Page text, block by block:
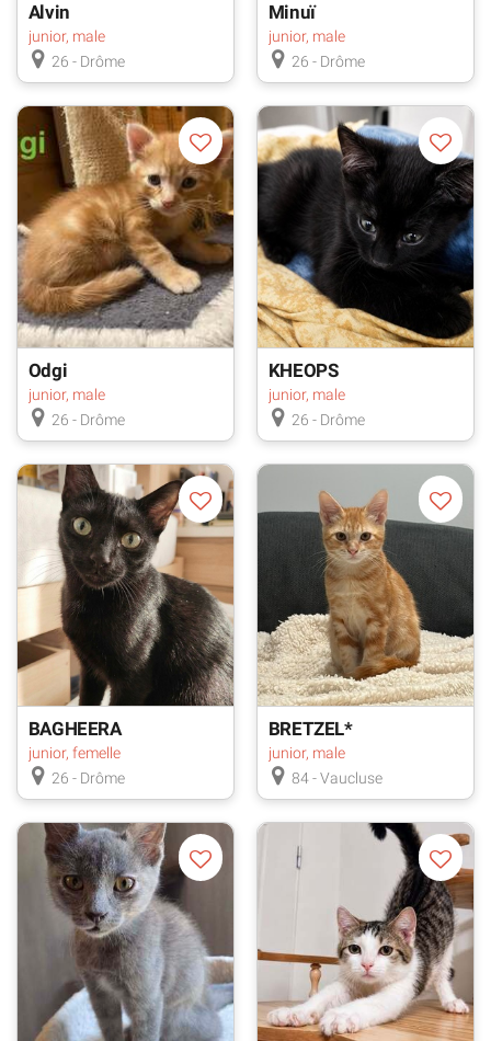
Alvin
junior, male
26 - Drôme
Minuï
junior, male
26 - Drôme
Odgi
junior, male
26 - Drôme
KHEOPS
junior, male
26 - Drôme
BAGHEERA
junior, femelle
26 - Drôme
BRETZEL*
junior, male
84 - Vaucluse